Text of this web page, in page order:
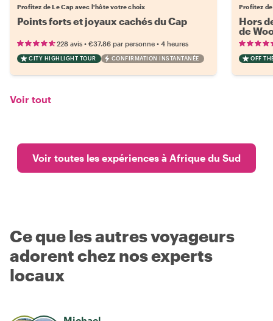
Profitez de Le Cap avec l'hôte votre choix
Points forts et joyaux cachés du Cap
228 avis • €37.86 par personne • 4 heures
CITY HIGHLIGHT TOUR CONFIRMATION INSTANTANÉE
Profitez
Hors
de
OFF
Voir tout
Voir toutes les expériences à Afrique du Sud
Ce que les autres voyageurs
adorent chez nos experts
locaux